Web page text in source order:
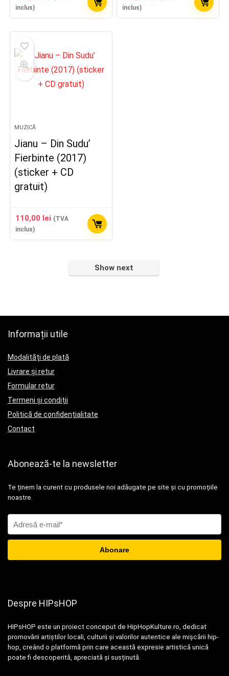
inclus)
inclus)
MUZICĂ
Jianu – Din Sudu’
Fierbinte (2017)
(sticker + CD
gratuit)
110,00 lei (TVA
inclus)
Show next
Informații utile
Modalități de plată
Livrare și retur
Formular retur
Termeni și condiții
Politică de confidențialitate
Contact
Abonează-te la newsletter
Te ținem la curent cu produsele noi adăugate pe site și cu promoțiile
noastre.
Despre HIPsHOP
HIPsHOP este un proiect conceput de HipHopKulture.ro, dedicat
promovării artiștilor locali, culturii și valorilor autentice ale mișcării hip-
hop, creând o platformă prin care această expresie artistică unică
poate fi descoperită, apreciată și susținută.